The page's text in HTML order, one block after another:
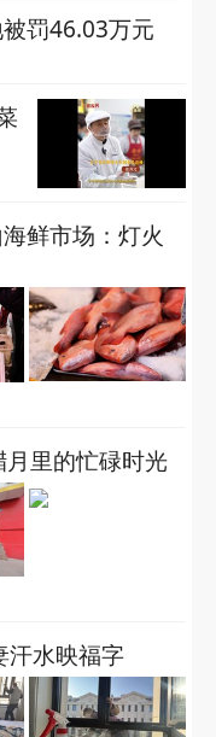
罚46.03万元
鲜市场：灯火
里的忙碌时光
汗水映福字